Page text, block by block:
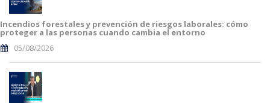
Incendios forestales y prevención de riesgos laborales: cómo
proteger a las personas cuando cambia el entorno
05/08/2026